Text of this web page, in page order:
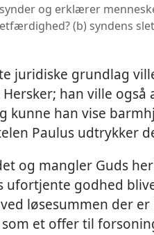
og erklærer
(b) syndens
juridiske grundlag
han ville også
kunne han vise
Paulus udtrykker
og mangler Guds
ufortjente godhed
løsesummen der er
et offer til